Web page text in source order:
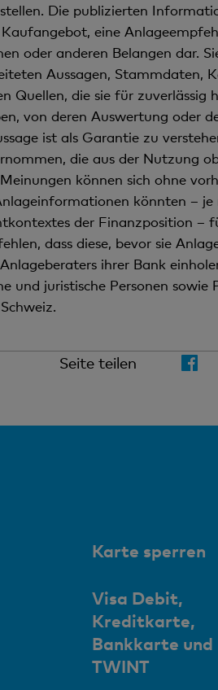
Die publizierten
eine
oder anderen Belangen dar.
Aussagen, Stammdaten,
Quellen, die sie für
von deren Auswertung oder
ist als Garantie zu
die aus der Nutzung
können sich ohne
könnten – je
der Finanzposition –
dass diese, bevor sie
ihrer Bank
und juristische Personen
Seite teilen
Karte sperren
Visa Debit,
Kreditkarte,
Bankkarte und
TWINT